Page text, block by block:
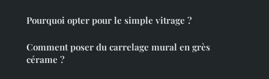
Pourquoi opter pour le simple vitrage ?
Comment poser du carrelage mural en grès
cérame ?